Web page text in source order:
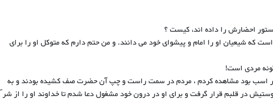
احضارش را داده اند، کیست ؟
که شیعیان او را امام و پیشوای خود می دانند. و من حتم دارم که متوکل او را برای
مردی است!
اسب بود مشاهده کردم ، مردم در سمت راست و چپ آن حضرت صف کشیده بودند و به
در قلبم قرار گرفت و برای او در درون خود مشغول دعا شدم تا خداوند او را از شر